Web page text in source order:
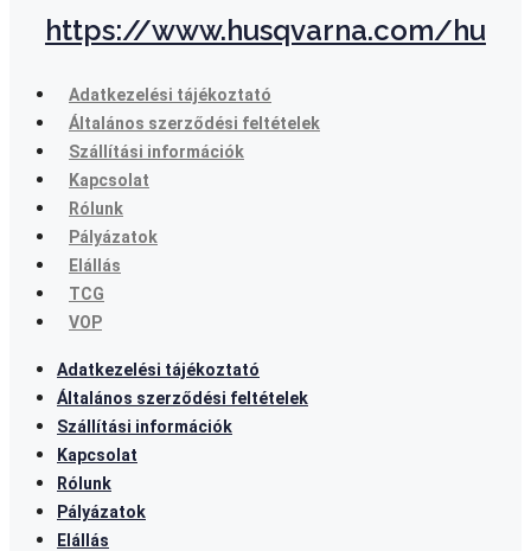
https://www.husqvarna.com/hu
Adatkezelési tájékoztató
Általános szerződési feltételek
Szállítási információk
Kapcsolat
Rólunk
Pályázatok
Elállás
TCG
VOP
Adatkezelési tájékoztató
Általános szerződési feltételek
Szállítási információk
Kapcsolat
Rólunk
Pályázatok
Elállás